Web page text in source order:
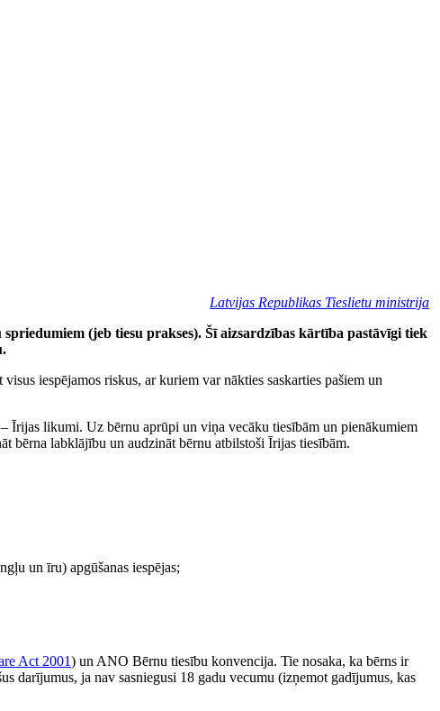
Latvijas Republikas Tieslietu ministrija
(jeb tiesu prakses). Šī aizsardzības kārtība pastāvīgi tiek
iespējamos riskus, ar kuriem var nākties saskarties pašiem un
Īrijas likumi. Uz bērnu aprūpi un viņa vecāku tiesībām un pienākumiem
bērna labklājību un audzināt bērnu atbilstoši Īrijas tiesībām.
un īru) apgūšanas iespējas;
Act 2001) un ANO Bērnu tiesību konvencija. Tie nosaka, ka bērns ir
darījumus, ja nav sasniegusi 18 gadu vecumu (izņemot gadījumus, kas